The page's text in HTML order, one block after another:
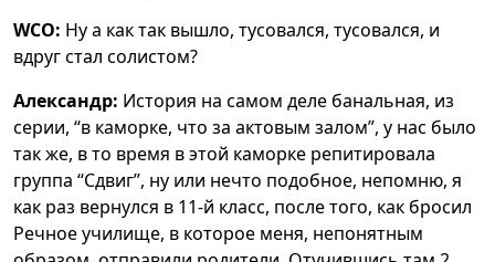
WCO: Ну а как так вышло, тусовался, тусовался, и
вдруг стал солистом?
Александр: История на самом деле банальная, из
серии, “в каморке, что за актовым залом”, у нас было
так же, в то время в этой каморке репитировала
группа “Сдвиг”, ну или нечто подобное, непомню, я
как раз вернулся в 11-й класс, после того, как бросил
Речное училище, в которое меня, непонятным